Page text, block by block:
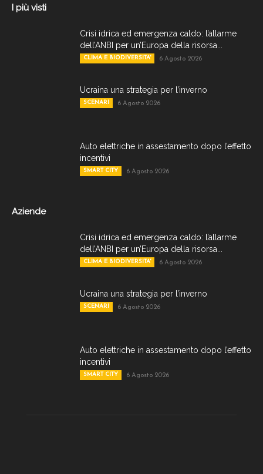
I più visti
Crisi idrica ed emergenza caldo: l’allarme
dell’ANBI per un’Europa della risorsa...
CLIMA E BIODIVERSITA' 6 Agosto 2026
Ucraina una strategia per l’inverno
SCENARI 6 Agosto 2026
Auto elettriche in assestamento dopo l’effetto
incentivi
SMART CITY 6 Agosto 2026
Aziende
Crisi idrica ed emergenza caldo: l’allarme
dell’ANBI per un’Europa della risorsa...
CLIMA E BIODIVERSITA' 6 Agosto 2026
Ucraina una strategia per l’inverno
SCENARI 6 Agosto 2026
Auto elettriche in assestamento dopo l’effetto
incentivi
SMART CITY 6 Agosto 2026